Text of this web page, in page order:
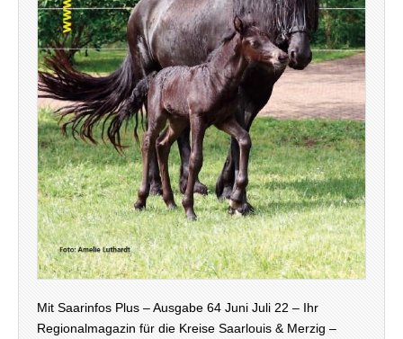
Mit Saarinfos Plus – Ausgabe 64 Juni Juli 22 – Ihr
Regionalmagazin für die Kreise Saarlouis & Merzig –